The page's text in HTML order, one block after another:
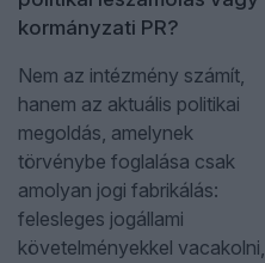
kormányzati PR?
Nem az intézmény számít,
hanem az aktuális politikai
megoldás, amelynek
törvénybe foglalása csak
amolyan jogi fabrikálás:
felesleges jogállami
követelményekkel vacakolni,